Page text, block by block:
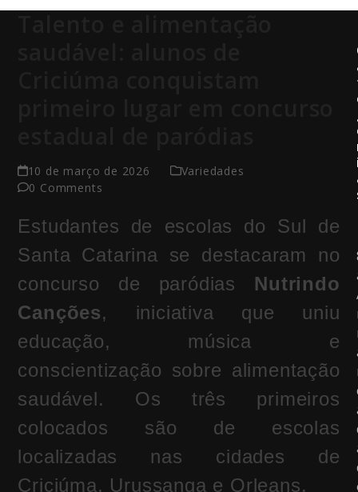
10 de março de 2026
Variedades
0 Comments
Estudantes de escolas do Sul de
Santa Catarina se destacaram no
concurso de paródias Nutrindo
Canções, iniciativa que uniu
educação, música e
conscientização sobre alimentação
saudável. Os três primeiros
colocados são de escolas
localizadas nas cidades de
Criciúma, Urussanga e Orleans.